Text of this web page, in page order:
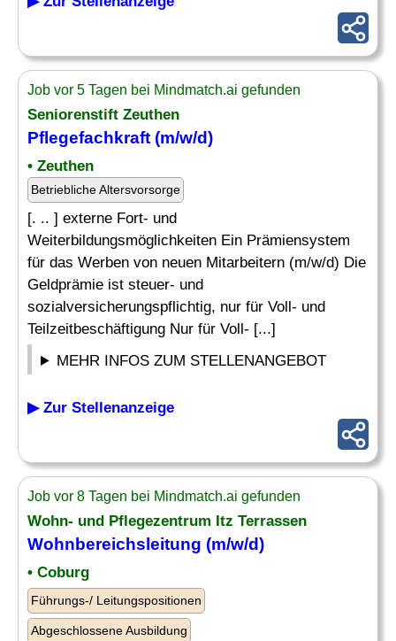
Job vor 5 Tagen bei Mindmatch.ai gefunden
Seniorenstift Zeuthen
Pflegefachkraft (m/w/d)
• Zeuthen
Betriebliche Altersvorsorge
[. .. ] externe Fort- und
Weiterbildungsmöglichkeiten Ein Prämiensystem
für das Werben von neuen Mitarbeitern (m/w/d) Die
Geldprämie ist steuer- und
sozialversicherungspflichtig, nur für Voll- und
Teilzeitbeschäftigung Nur für Voll- [...]
MEHR INFOS ZUM STELLENANGEBOT
▶ Zur Stellenanzeige
Job vor 8 Tagen bei Mindmatch.ai gefunden
Wohn- und Pflegezentrum Itz Terrassen
Wohnbereichsleitung (m/w/d)
• Coburg
Führungs-/ Leitungspositionen
Abgeschlossene Ausbildung